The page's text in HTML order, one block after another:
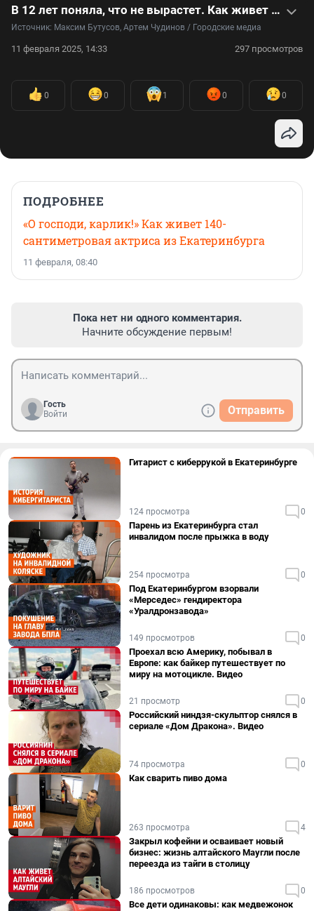
В 12 лет поняла, что не вырастет. Как живет актриса ростом 140 см
Источник: Максим Бутусов, Артем Чудинов / Городские медиа
11 февраля 2025, 14:33 297 просмотров
0 0 1 0 0
ПОДРОБНЕЕ
«О господи, карлик!» Как живет 140-
сантиметровая актриса из Екатеринбурга
11 февраля, 08:40
Пока нет ни одного комментария.
Начните обсуждение первым!
Гость
Войти
Отправить
Гитарист с киберрукой в Екатеринбурге
124 просмотра 0
Парень из Екатеринбурга стал
инвалидом после прыжка в воду
254 просмотра 0
Под Екатеринбургом взорвали
«Мерседес» гендиректора
«Уралдронзавода»
149 просмотров 0
Проехал всю Америку, побывал в
Европе: как байкер путешествует по
миру на мотоцикле. Видео
21 просмотр 0
Российский ниндзя-скульптор снялся в
сериале «Дом Дракона». Видео
74 просмотра 0
Как сварить пиво дома
263 просмотра 4
Закрыл кофейни и осваивает новый
бизнес: жизнь алтайского Маугли после
переезда из тайги в столицу
186 просмотров 0
Все дети одинаковы: как медвежонок